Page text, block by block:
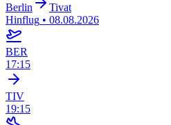
Berlin
Tivat
Hinflug • 08.08.2026
BER
17:15
TIV
19:15